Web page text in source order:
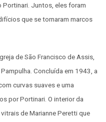
Portinari. Juntos, eles foram
que se tornaram marcos
de São Francisco de Assis,
Concluída em 1943, a
curvas suaves e uma
por Portinari. O interior da
de Marianne Peretti que